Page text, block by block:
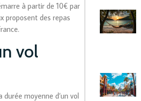
à partir de 10€ par
proposent des repas
vol
moyenne d’un vol